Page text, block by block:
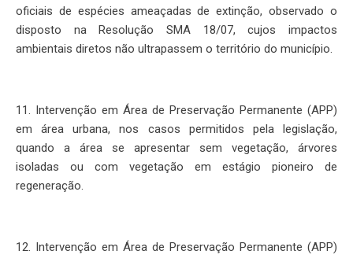
oficiais de espécies ameaçadas de extinção, observado o
disposto na Resolução SMA 18/07, cujos impactos
ambientais diretos não ultrapassem o território do município.
11. Intervenção em Área de Preservação Permanente (APP)
em área urbana, nos casos permitidos pela legislação,
quando a área se apresentar sem vegetação, árvores
isoladas ou com vegetação em estágio pioneiro de
regeneração.
12. Intervenção em Área de Preservação Permanente (APP)